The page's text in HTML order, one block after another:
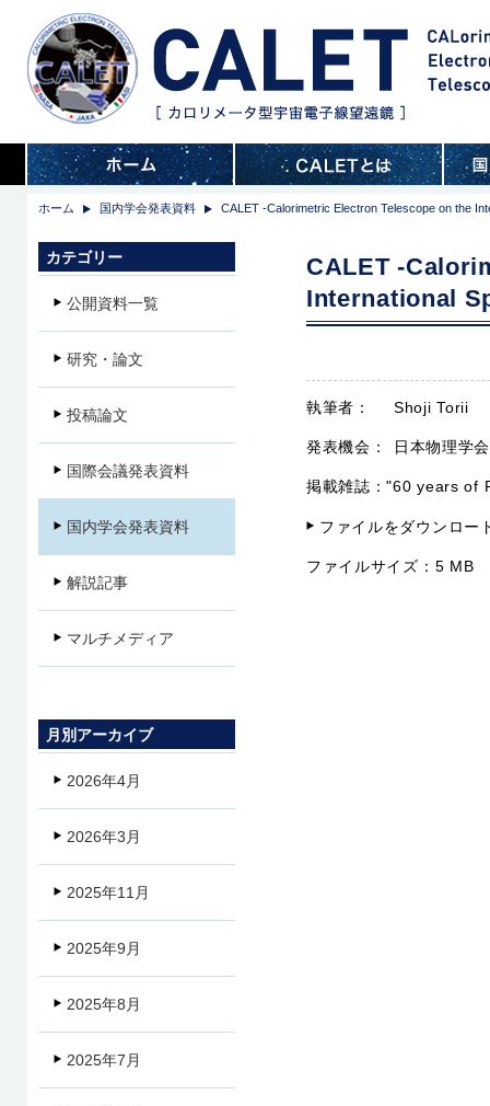
ホーム 国内学会発表資料 CALET -Calorimetric Electron Telescope on the
CALET -
International
執筆者： Shoji Torii
発表機会： 日本物理学
掲載雑誌："60 years of
ファイルをダウンロー
ファイルサイズ： 5 MB
カテゴリー
公開資料一覧
研究・論文
投稿論文
国際会議発表資料
国内学会発表資料
解説記事
マルチメディア
月別アーカイブ
2026年4月
2026年3月
2025年11月
2025年9月
2025年8月
2025年7月